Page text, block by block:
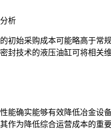
析
初始采购成本可能略高于常
封技术的液压油缸可将相关
能确实能够有效降低冶金设
作为降低综合运营成本的重